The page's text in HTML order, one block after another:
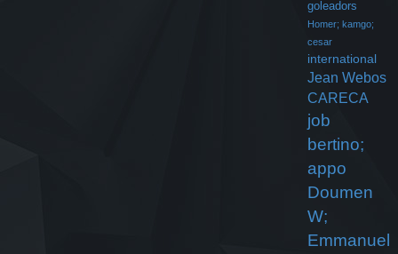
goleadors
Homer; kamgo;
cesar
international
Jean Webos
CARECA
job
bertino;
appo
Doumen
W;
Emmanuel